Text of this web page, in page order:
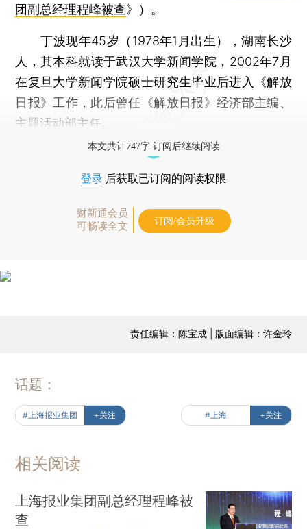
团副总经理程峰被查》）。
丁波现年45岁（1978年1月出生），湖南长沙
人，其本科就读于武汉大学新闻学院，2002年7月
在复旦大学新闻学院硕士研究生毕业后进入《解放
日报》工作，此后曾任《解放日报》经济部主编、
主题活动部主任。
本文共计747字 订阅后继续阅读
登录 后获取已订阅的阅读权限
财新通会员
可畅读全文
订阅/会员升级
责任编辑：陈宝成 | 版面编辑：许金玲
话题：
#上海报业集团 +关注 #上海 +关注
相关阅读
上海报业集团副总经理程峰被
查